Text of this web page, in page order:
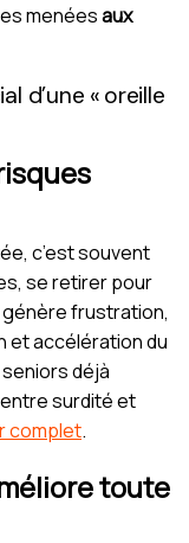
menéesaux
d’une « oreille
c’est souvent
se retirer pour
frustration,
et accélération du
déjà
surdité et
complet.
toute